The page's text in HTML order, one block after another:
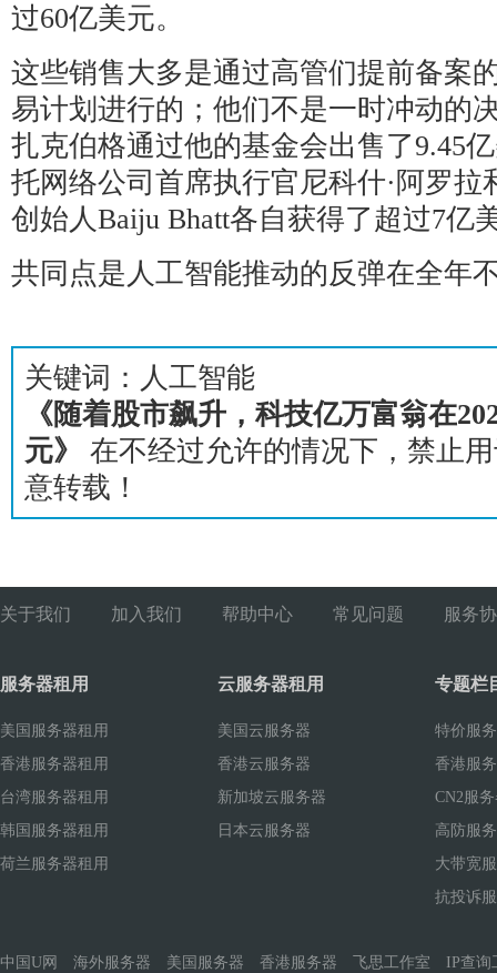
过60亿美元。
这些销售大多是通过高管们提前备案
易计划进行的；他们不是一时冲动的
扎克伯格通过他的基金会出售了9.45
托网络公司首席执行官尼科什·阿罗拉
创始人Baiju Bhatt各自获得了超过7亿
共同点是人工智能推动的反弹在全年
关键词：人工智能
《随着股市飙升，科技亿万富翁在
元》
在不经过允许的情况下，禁止
意转载！
关于我们 加入我们 帮助中心 常见问题 服务
服务器租用
美国服务器租用
香港服务器租用
台湾服务器租用
韩国服务器租用
荷兰服务器租用
云服务器租用
美国云服务器
香港云服务器
新加坡云服务器
日本云服务器
专题栏
特价服
香港服
CN2服
高防服
大带宽
抗投诉
中国U网 海外服务器 美国服务器 香港服务器 飞思工作室 IP查询